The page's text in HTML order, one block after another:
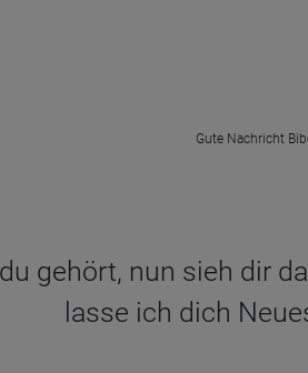
Gute Nachricht
gehört, nun sieh dir
lasse ich dich